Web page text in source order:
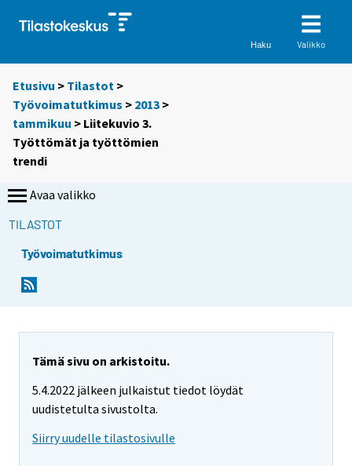
Haku Valikko
Etusivu > Tilastot >
Työvoimatutkimus > 2013 >
tammikuu > Liitekuvio 3.
Työttömät ja työttömien
trendi
Avaa valikko
TILASTOT
Työvoimatutkimus
Tämä sivu on arkistoitu.
5.4.2022 jälkeen julkaistut tiedot löydät
uudistetulta sivustolta.
Siirry uudelle tilastosivulle